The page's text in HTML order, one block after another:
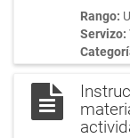
Rango:
Servizo: